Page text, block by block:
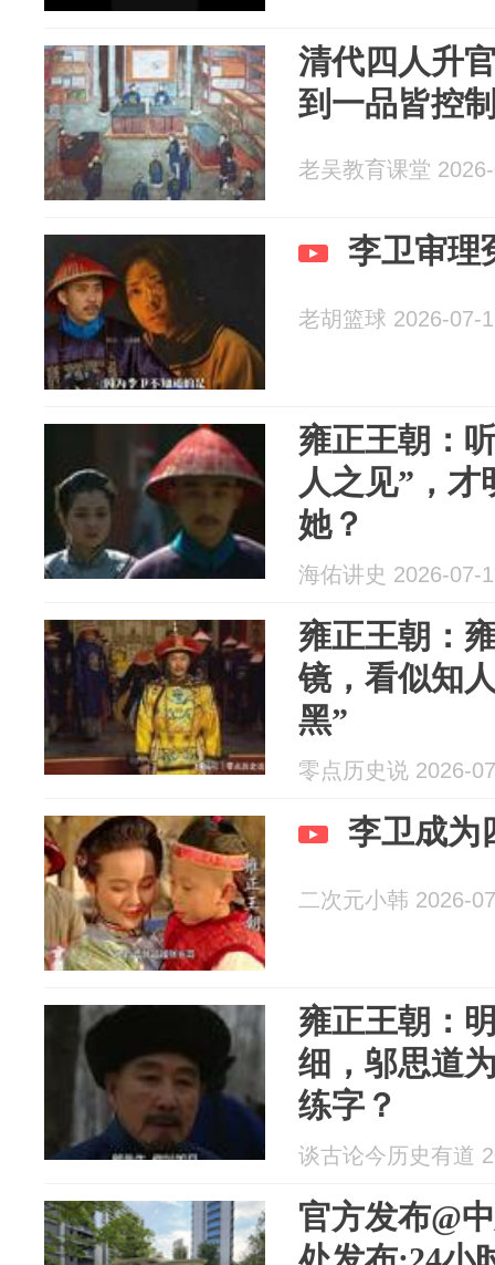
清代四人升
到一品皆控
老吴教育课堂
李卫审理
老胡篮球 2026-07-
雍正王朝：
人之见”，
她？
海佑讲史 2026-07-
雍正王朝：
镜，看似知
黑”
零点历史说 2026-
李卫成为
二次元小韩 2026-
雍正王朝：
细，邬思道
练字？
谈古论今历史有道
官方发布@